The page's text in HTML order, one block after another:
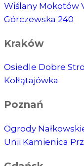
Wiślany Mokotów
Górczewska 240
Kraków
Osiedle Dobre
Kołłątajówka
Poznań
Ogrody
Unii Kamienica